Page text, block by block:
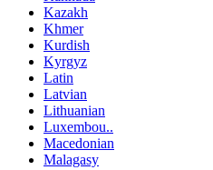
Kazakh
Khmer
Kurdish
Kyrgyz
Latin
Latvian
Lithuanian
Luxembou..
Macedonian
Malagasy